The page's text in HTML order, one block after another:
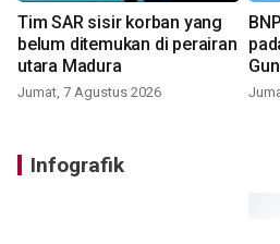
Tim SAR sisir korban yang
belum ditemukan di perairan
utara Madura
Jumat, 7 Agustus 2026
Infografik